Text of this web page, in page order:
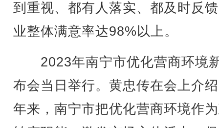
到重视、都有人落实、都及时反
业整体满意率达98%以上。
2023年南宁市优化营商环境
布会当日举行。黄忠传在会上介
年来，南宁市把优化营商环境作